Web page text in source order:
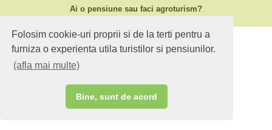
Folosim cookie-uri proprii si de la terti pentru a
furniza o experienta utila turistilor si pensiunilor.
(afla mai multe)
Bine, sunt de acord
Ai o pensiune sau faci agroturism?